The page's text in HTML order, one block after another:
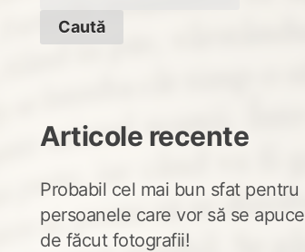
după:
Articole recente
Probabil cel mai bun sfat pentru
persoanele care vor să se apuce
de făcut fotografii!